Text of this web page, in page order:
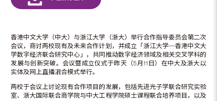
香港中文大学（中大）与浙江大学（浙大）举行合作指导委员会第二次
会议，商讨两校现有及未来合作计划，并成立「浙江大学─香港中文大
学数字经济联合研究中心」，共同推动数字经济领域及相关交叉学科的
发展与创新突破。会议暨成立仪式于昨天（5月11日）在中大及浙大以
实体及网上直播混合模式举行。
两校于会议上讨论现有合作项目的发展，包括先进光子学联合研究实验
室、浙大国际联合商学院与中大工程学院硕士课程联合培养项目，以及